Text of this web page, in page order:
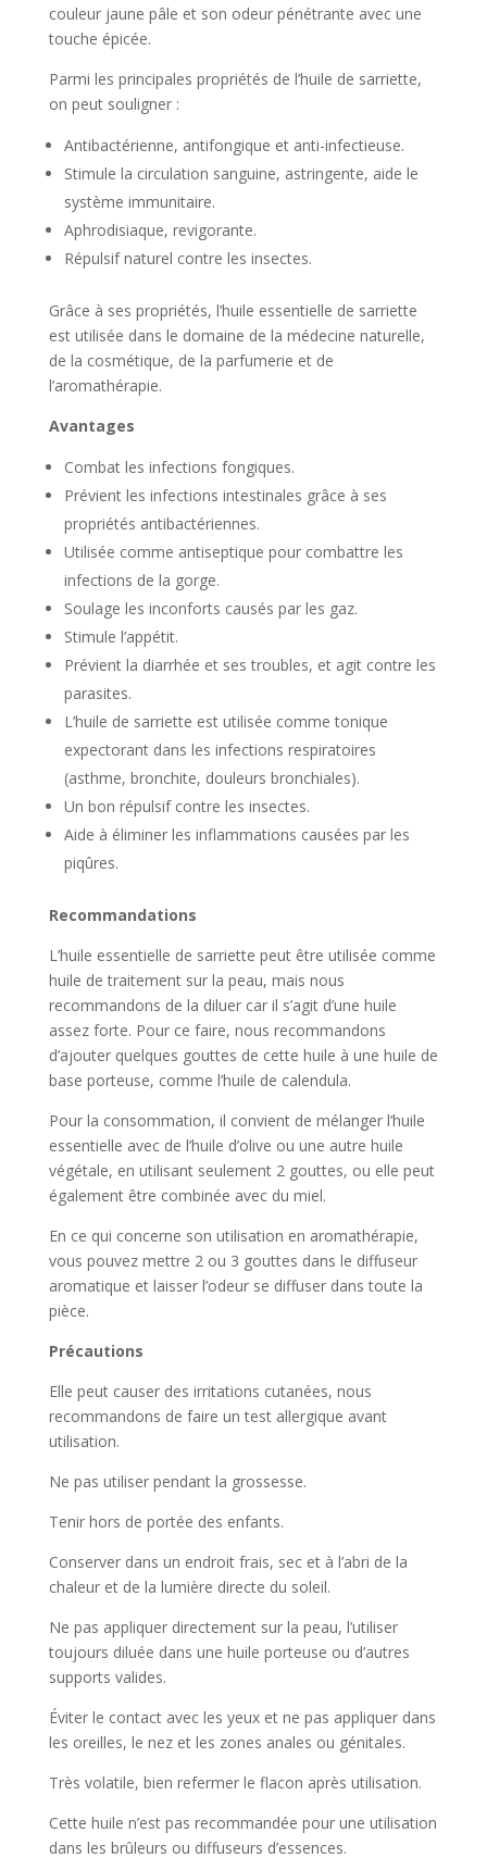
couleur jaune pâle et son odeur pénétrante avec une
touche épicée.
Parmi les principales propriétés de l’huile de sarriette,
on peut souligner :
Antibactérienne, antifongique et anti-infectieuse.
Stimule la circulation sanguine, astringente, aide le
système immunitaire.
Aphrodisiaque, revigorante.
Répulsif naturel contre les insectes.
Grâce à ses propriétés, l’huile essentielle de sarriette
est utilisée dans le domaine de la médecine naturelle,
de la cosmétique, de la parfumerie et de
l’aromathérapie.
Avantages
Combat les infections fongiques.
Prévient les infections intestinales grâce à ses
propriétés antibactériennes.
Utilisée comme antiseptique pour combattre les
infections de la gorge.
Soulage les inconforts causés par les gaz.
Stimule l’appétit.
Prévient la diarrhée et ses troubles, et agit contre les
parasites.
L’huile de sarriette est utilisée comme tonique
expectorant dans les infections respiratoires
(asthme, bronchite, douleurs bronchiales).
Un bon répulsif contre les insectes.
Aide à éliminer les inflammations causées par les
piqûres.
Recommandations
L’huile essentielle de sarriette peut être utilisée comme
huile de traitement sur la peau, mais nous
recommandons de la diluer car il s’agit d’une huile
assez forte. Pour ce faire, nous recommandons
d’ajouter quelques gouttes de cette huile à une huile de
base porteuse, comme l’huile de calendula.
Pour la consommation, il convient de mélanger l’huile
essentielle avec de l’huile d’olive ou une autre huile
végétale, en utilisant seulement 2 gouttes, ou elle peut
également être combinée avec du miel.
En ce qui concerne son utilisation en aromathérapie,
vous pouvez mettre 2 ou 3 gouttes dans le diffuseur
aromatique et laisser l’odeur se diffuser dans toute la
pièce.
Précautions
Elle peut causer des irritations cutanées, nous
recommandons de faire un test allergique avant
utilisation.
Ne pas utiliser pendant la grossesse.
Tenir hors de portée des enfants.
Conserver dans un endroit frais, sec et à l’abri de la
chaleur et de la lumière directe du soleil.
Ne pas appliquer directement sur la peau, l’utiliser
toujours diluée dans une huile porteuse ou d’autres
supports valides.
Éviter le contact avec les yeux et ne pas appliquer dans
les oreilles, le nez et les zones anales ou génitales.
Très volatile, bien refermer le flacon après utilisation.
Cette huile n’est pas recommandée pour une utilisation
dans les brûleurs ou diffuseurs d’essences.